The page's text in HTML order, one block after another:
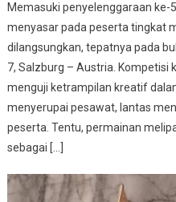
Memasuki penyelenggaraan
menyasar pada peserta tingkat
dilangsungkan, tepatnya pada
7, Salzburg – Austria. Kompetisi
menguji ketrampilan kreatif
menyerupai pesawat, lantas
peserta. Tentu, permainan
sebagai […]